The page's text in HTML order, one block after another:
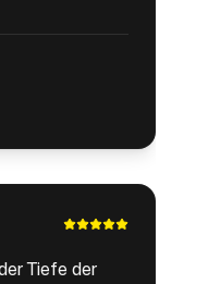
Tiefe der